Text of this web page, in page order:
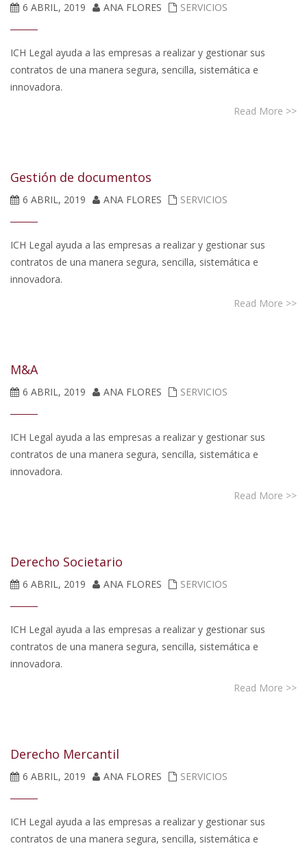
6 ABRIL, 2019 ANA FLORES SERVICIOS
ICH Legal ayuda a las empresas a realizar y gestionar sus
contratos de una manera segura, sencilla, sistemática e
innovadora.
Read More >>
Gestión de documentos
6 ABRIL, 2019 ANA FLORES SERVICIOS
ICH Legal ayuda a las empresas a realizar y gestionar sus
contratos de una manera segura, sencilla, sistemática e
innovadora.
Read More >>
M&A
6 ABRIL, 2019 ANA FLORES SERVICIOS
ICH Legal ayuda a las empresas a realizar y gestionar sus
contratos de una manera segura, sencilla, sistemática e
innovadora.
Read More >>
Derecho Societario
6 ABRIL, 2019 ANA FLORES SERVICIOS
ICH Legal ayuda a las empresas a realizar y gestionar sus
contratos de una manera segura, sencilla, sistemática e
innovadora.
Read More >>
Derecho Mercantil
6 ABRIL, 2019 ANA FLORES SERVICIOS
ICH Legal ayuda a las empresas a realizar y gestionar sus
contratos de una manera segura, sencilla, sistemática e